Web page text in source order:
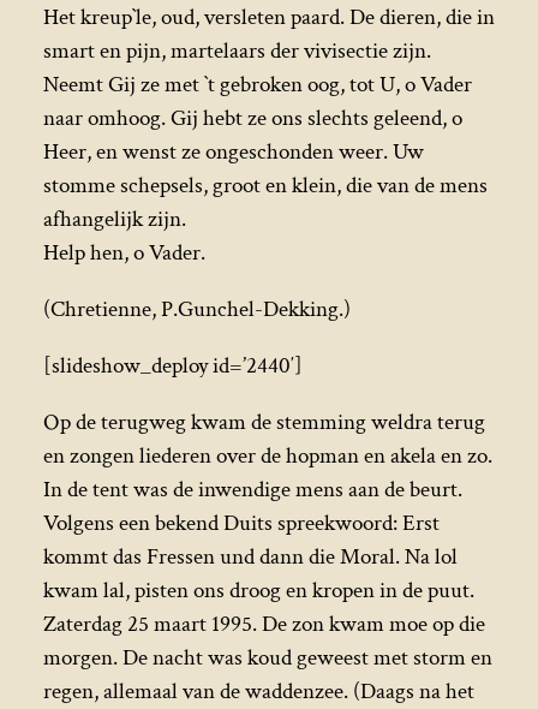
Het kreup`le, oud, versleten paard. De dieren, die in
smart en pijn, martelaars der vivisectie zijn.
Neemt Gij ze met `t gebroken oog, tot U, o Vader
naar omhoog. Gij hebt ze ons slechts geleend, o
Heer, en wenst ze ongeschonden weer. Uw
stomme schepsels, groot en klein, die van de mens
afhangelijk zijn.
Help hen, o Vader.
(Chretienne, P.Gunchel-Dekking.)
[slideshow_deploy id=’2440′]
Op de terugweg kwam de stemming weldra terug
en zongen liederen over de hopman en akela en zo.
In de tent was de inwendige mens aan de beurt.
Volgens een bekend Duits spreekwoord: Erst
kommt das Fressen und dann die Moral. Na lol
kwam lal, pisten ons droog en kropen in de puut.
Zaterdag 25 maart 1995. De zon kwam moe op die
morgen. De nacht was koud geweest met storm en
regen, allemaal van de waddenzee. (Daags na het